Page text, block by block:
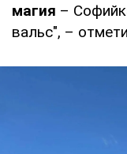
магия –
вальс", –